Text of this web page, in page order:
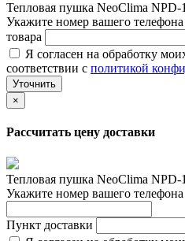
Тепловая пушка NeoClima NPD-
Укажите номер вашего
товара
Я согласен на обработку
соответствии с политикой
Уточнить
×
Рассчитать цену доставки
Тепловая пушка NeoClima NPD-
Укажите номер вашего
Пункт доставки